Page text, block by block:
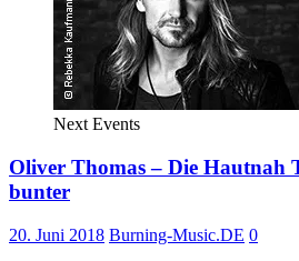
Next Events
Oliver Thomas – Die Hautnah
bunter
20. Juni 2018 Burning-Music.DE 0